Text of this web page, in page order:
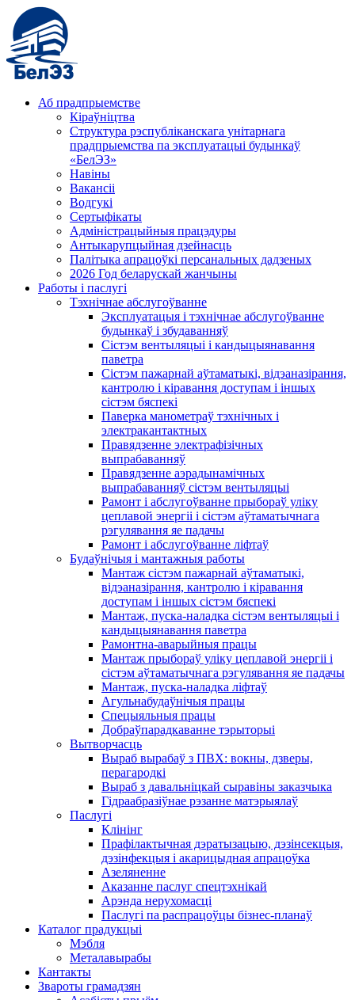
Аб прадпрыемстве
Кіраўніцтва
Структура рэспубліканскага унітарнага
прадпрыемства па эксплуатацыі будынкаў
«БелЭЗ»
Навіны
Вакансіі
Водгукі
Сертыфікаты
Адміністрацыйныя працэдуры
Антыкарупцыйная дзейнасць
Палітыка апрацоўкі персанальных дадзеных
2026 Год беларускай жанчыны
Работы і паслугі
Тэхнічнае абслугоўванне
Эксплуатацыя і тэхнічнае абслугоўванне
будынкаў і збудаванняў
Сістэм вентыляцыі і кандыцыянавання
паветра
Сістэм пажарнай аўтаматыкі, відэаназірання,
кантролю і кіравання доступам і іншых
сістэм бяспекі
Паверка манометраў тэхнічных і
электракантактных
Правядзенне электрафізічных
выпрабаванняў
Правядзенне аэрадынамічных
выпрабаванняў сістэм вентыляцыі
Рамонт і абслугоўванне прыбораў уліку
цеплавой энергіі і сістэм аўтаматычнага
рэгулявання яе падачы
Рамонт і абслугоўванне ліфтаў
Будаўнічыя і мантажныя работы
Мантаж сістэм пажарнай аўтаматыкі,
відэаназірання, кантролю і кіравання
доступам і іншых сістэм бяспекі
Мантаж, пуска-наладка сістэм вентыляцыі і
кандыцыянавання паветра
Рамонтна-аварыйныя працы
Мантаж прыбораў уліку цеплавой энергіі і
сістэм аўтаматычнага рэгулявання яе падачы
Мантаж, пуска-наладка ліфтаў
Агульнабудаўнічыя працы
Спецыяльныя працы
Добраўпарадкаванне тэрыторыі
Вытворчасць
Выраб вырабаў з ПВХ: вокны, дзверы,
перагародкі
Выраб з давальніцкай сыравіны заказчыка
Гідраабразіўнае рэзанне матэрыялаў
Паслугі
Клінінг
Прафілактычная дэратызацыю, дэзiнсекцыя,
дэзінфекцыя і акарицыдная апрацоўка
Азеляненне
Аказанне паслуг спецтэхнікай
Арэнда нерухомасці
Паслугі па распрацоўцы бізнес-планаў
Каталог прадукцыі
Мэбля
Металавырабы
Кантакты
Звароты грамадзян